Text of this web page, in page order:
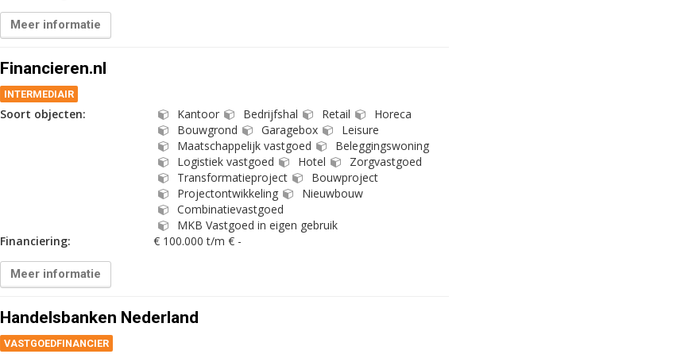
Meer informatie
Financieren.nl
INTERMEDIAIR
Soort objecten: Kantoor Bedrijfshal Retail
Horeca
Bouwgrond
Garagebox
Leisure
Maatschappelijk vastgoed
Beleggingswoning
Logistiek vastgoed
Hotel
Zorgvastgoed
Transformatieproject
Bouwproject
Projectontwikkeling
Nieuwbouw
Combinatievastgoed
MKB Vastgoed in eigen gebruik
Financiering:
€ 100.000 t/m € -
Meer informatie
Handelsbanken Nederland
VASTGOEDFINANCIER